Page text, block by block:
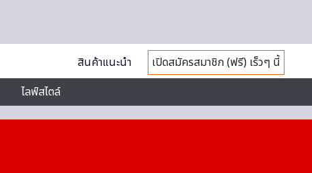
สินค้าแนะนำ
เปิดสมัครสมาชิก (ฟรี) เร็วๆ นี้
ไลฟ์สไตล์